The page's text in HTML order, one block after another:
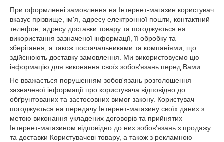
При оформленні замовлення на Інтернет-магазин користувач
вказує прізвище, ім'я, адресу електронної пошти, контактний
телефон, адресу доставки товару та погоджується на
використання зазначеної інформації, її обробку та
зберігання, а також постачальниками та компаніями, що
здійснюють доставку замовлення. Ми використовуємо цю
інформацію для виконання своїх зобов'язань перед Вами.
Не вважається порушенням зобов'язань розголошення
зазначеної інформації про користувача відповідно до
обґрунтованих та застосовних вимог закону. Користувач
погоджується на передачу Інтернет-магазину своїх даних з
метою виконання укладених договорів та прийнятих
Інтернет-магазином відповідно до них зобов'язань з продажу
та доставки Користувачеві товару, а також з рекламною